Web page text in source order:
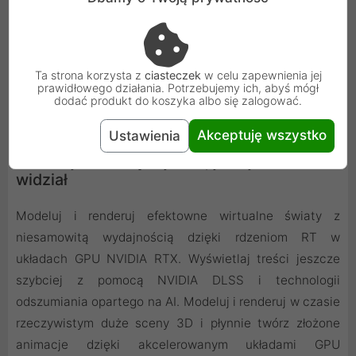
widział
Modeluj i renderuj efektowne wirtualne światy z
niesamowitą wydajnością dzięki rdzeniom RT w
układach GPU NVIDIA RTX. Wyświetlaj treści jeszcze
szybciej z pomocą NVIDIA DLSS i technologii
odszumiania opartego na AI. Modeluj i renderuj w czasie
rzeczywistym duże sceny 3D i płynnie twórz złożone
animacje dzięki akcelerowanym układami GPU
Ta strona korzysta z ciasteczek w celu zapewnienia jej
prawidłowego działania. Potrzebujemy ich, abyś mógł
dodać produkt do koszyka albo się zalogować.
Ustawienia Akceptuję wszystko